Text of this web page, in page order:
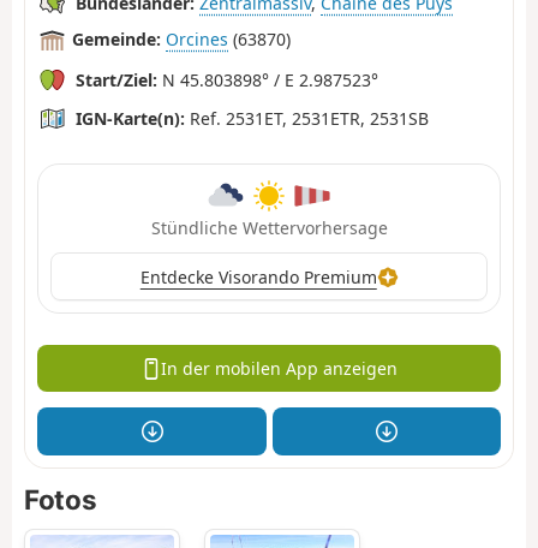
Gemeinde: Orcines (63870)
Start/Ziel: N 45.803898° / E 2.987523°
IGN-Karte(n): Ref. 2531ET, 2531ETR, 2531SB
Stündliche Wettervorhersage
Entdecke Visorando Premium
In der mobilen App anzeigen
Fotos